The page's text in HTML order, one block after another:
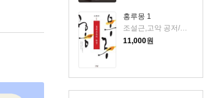
홍루몽 1
조설근,고악 공저/최용철,고민희 공역
11,000원